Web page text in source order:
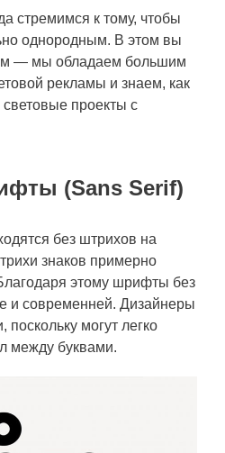
стремимся к тому, чтобы
однородным. В этом вы
— мы обладаем большим
рекламы и знаем, как
световые проекты с
(Sans Serif)
без штрихов на
знаков примерно
этому шрифты без
и современней. Дизайнеры
могут легко
между буквами.